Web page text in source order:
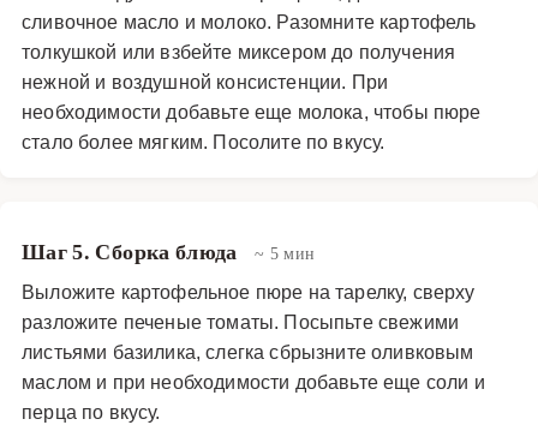
сливочное масло и молоко. Разомните картофель
толкушкой или взбейте миксером до получения
нежной и воздушной консистенции. При
необходимости добавьте еще молока, чтобы пюре
стало более мягким. Посолите по вкусу.
Шаг 5. Сборка блюда ~ 5 мин
Выложите картофельное пюре на тарелку, сверху
разложите печеные томаты. Посыпьте свежими
листьями базилика, слегка сбрызните оливковым
маслом и при необходимости добавьте еще соли и
перца по вкусу.